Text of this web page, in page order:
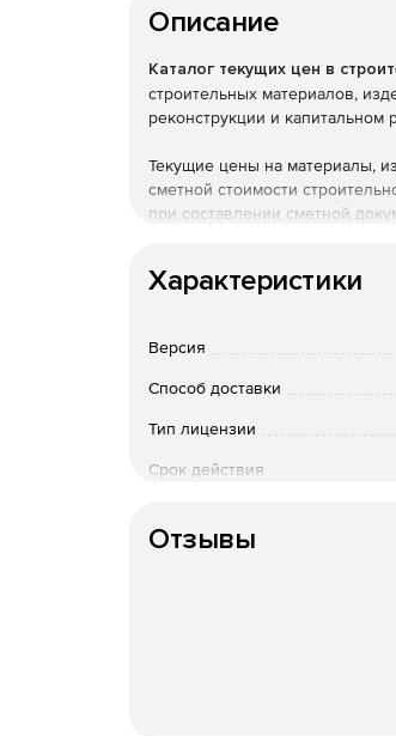
Описание
Каталог текущих цен в
строительных материалов,
реконструкции и
Текущие цены на материалы,
сметной стоимости
при составлении сметной
Характеристики
Версия
Способ доставки
Тип лицензии
Срок действия
Отзывы